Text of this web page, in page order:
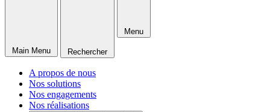
Main Menu Rechercher
Menu
A propos de nous
Nos solutions
Nos engagements
Nos réalisations